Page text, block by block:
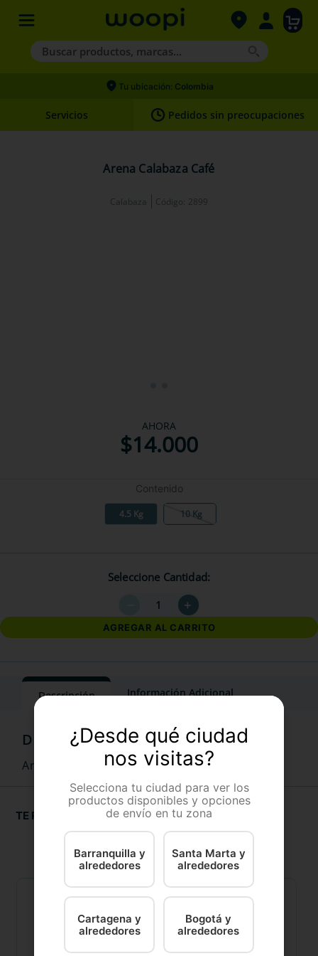
Buscar productos, marcas...
Términos más buscados
2.
hills
Tu ubicación: Colombia
Servicios Pedidos sin preocupaciones
Arena Calabaza Café
Calabaza Código: 2899
AHORA
$14.000
Contenido
4.5 Kg 10 Kg
Seleccione Cantidad
＋
AGREGAR AL CARRITO
Descripción Información Adicional
Arena Calabaza Pets Bentonita, aroma café.
TE RECOMENDAMOS
¿Desde qué ciudad
nos visitas?
Selecciona tu ciudad para ver los
productos disponibles y opciones
de envío en tu zona
Barranquilla y
alrededores
Santa Marta y
alrededores
Cartagena y
alrededores
Bogotá y
alrededores